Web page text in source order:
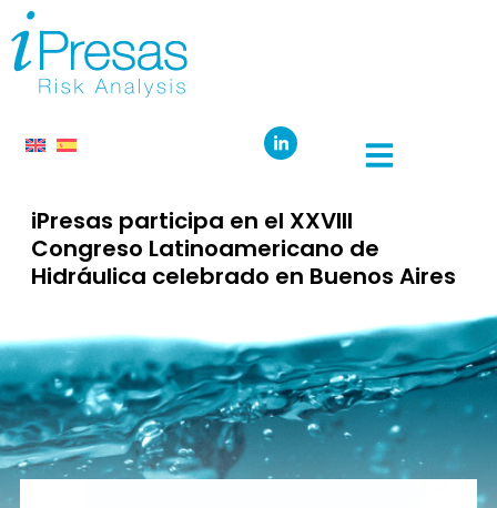
iPresas participa en el XXVIII
Congreso Latinoamericano de
Hidráulica celebrado en Buenos Aires